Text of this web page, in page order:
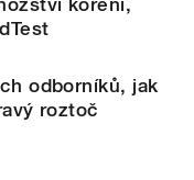
odborníků, jak
roztoč